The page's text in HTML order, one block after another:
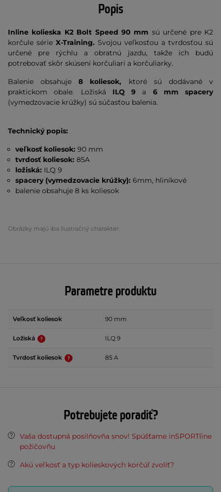
Popis
Inline kolieska K2 Bolt Speed 90 mm sú určené pre K2
korčule série X-Training. Svojou veľkosťou a tvrdosťou sú
určené pre rýchlu a obratnú jazdu, takže ich budú
potrebovať skôr skúsení korčuliari a korčuliarky.
Balenie obsahuje8 koliesok, ktoré sú dodávané v
praktickom obale. Ložiská ILQ 9 a 6 mm spacery
(vymedzovacie krúžky) sú súčasťou balenia.
Technický popis:
veľkosť koliesok: 90 mm
tvrdosť koliesok: 85A
ložiská: ILQ 9
spacery (vymedzovacie krúžky): 6mm, hliníkové
balenie obsahuje 8 ks koliesok
Obrázky majú iba ilustračný charakter.
Parametre produktu
Veľkosť koliesok 90 mm
Ložiská ILQ 9
Tvrdosť koliesok 85 A
Potrebujete poradiť?
Vaša dostupná posilňovňa snov! Spúšťame inSPORTline
požičovňu
Akú veľkosť a typ kolieskových korčúľ zvoliť?